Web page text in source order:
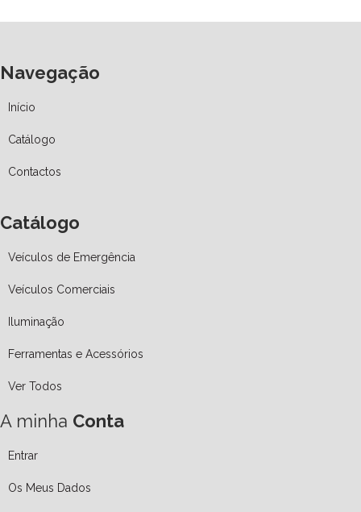
Navegação
Início
Catálogo
Contactos
Catálogo
Veículos de Emergência
Veículos Comerciais
Iluminação
Ferramentas e Acessórios
Ver Todos
A minha Conta
Entrar
Os Meus Dados